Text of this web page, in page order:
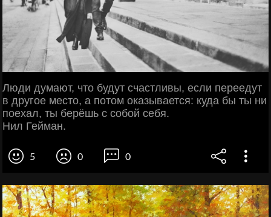
Люди думают, что будут счастливы, если переедут
в другое место, а потом оказывается: куда бы ты ни
поехал, ты берёшь с собой себя.
Нил Гейман.
5 0 0